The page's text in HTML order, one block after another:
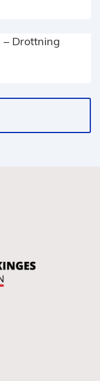
– Drottning